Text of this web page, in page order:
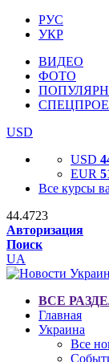
РУС
УКР
ВИДЕО
ФОТО
USD
USD
EUR
Все курсы
44.4723
Авторизация
Поиск
UA
ВСЕ
Главная
Украина
Все